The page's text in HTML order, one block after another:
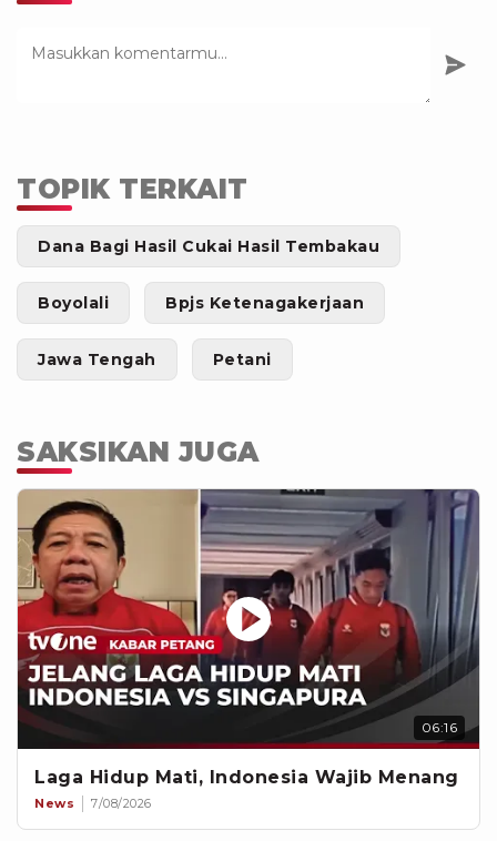
TOPIK TERKAIT
Dana Bagi Hasil Cukai Hasil Tembakau
Boyolali Bpjs Ketenagakerjaan
Jawa Tengah Petani
SAKSIKAN JUGA
06:16
Laga Hidup Mati, Indonesia Wajib Menang
News 7/08/2026